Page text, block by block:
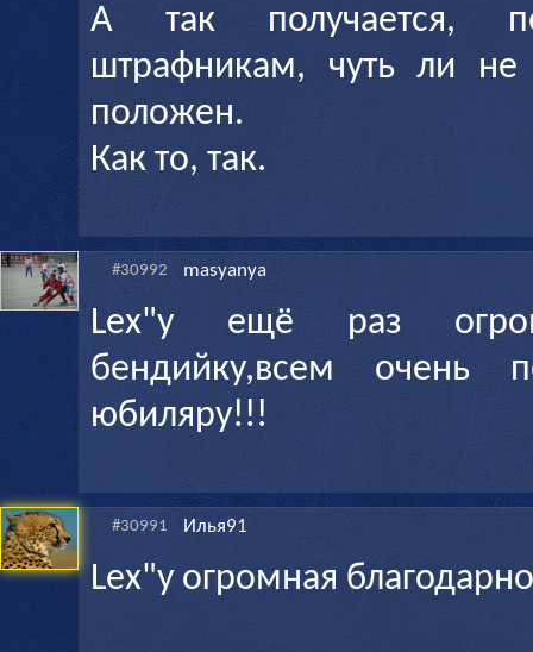
А так получается,
штрафникам, чуть ли не
положен.
Как то, так.
#30992 masyanya
Lex"у ещё раз
бендийку,всем очень
юбиляру!!!
#30991 Илья91
Lex"у огромная